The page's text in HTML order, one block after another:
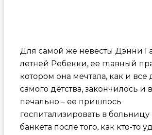
Для самой же невесты Дэнни
летней Ребекки, ее главный
котором она мечтала, как и все
самого детства, закончилось и
печально – ее пришлось
госпитализировать в
банкета после того, как кто-то